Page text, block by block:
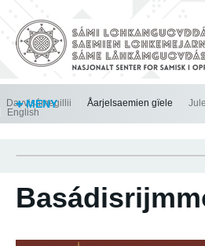
MENY
Davvisámegillii Åarjelsaemien gïele
English